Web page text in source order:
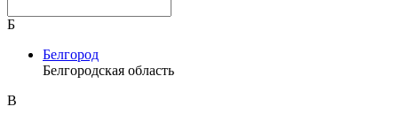
Б
Белгород
Белгородская область
В